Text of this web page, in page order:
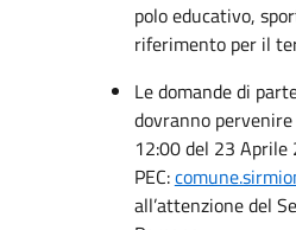
polo educativo,
riferimento per il
Le domande di
dovranno
12:00 del 23 Aprile
PEC:
all’attenzione del